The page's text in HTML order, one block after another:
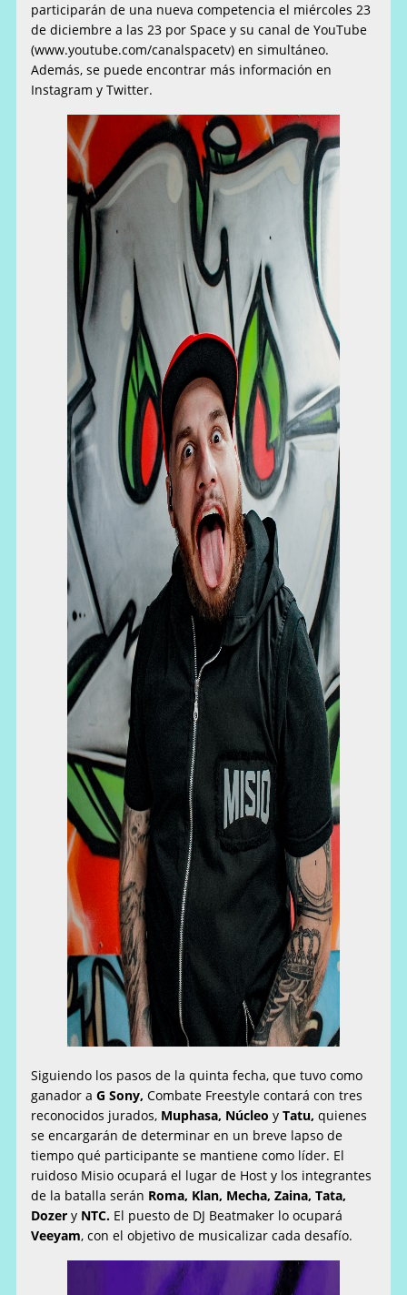
participarán de una nueva competencia el miércoles 23
de diciembre a las 23 por Space y su canal de YouTube
(www.youtube.com/canalspacetv) en simultáneo.
Además, se puede encontrar más información en
Instagram y Twitter.
Siguiendo los pasos de la quinta fecha, que tuvo como
ganador a G Sony,Combate Freestyle contará con tres
reconocidos jurados, Muphasa, Núcleoy Tatu, quienes
se encargarán de determinar en un breve lapso de
tiempo qué participante se mantiene como líder. El
ruidoso Misio ocupará el lugar de Host y los integrantes
de la batalla serán Roma, Klan, Mecha, Zaina, Tata,
Dozery NTC. El puesto de DJ Beatmaker lo ocupará
Veeyam, con el objetivo de musicalizar cada desafío.